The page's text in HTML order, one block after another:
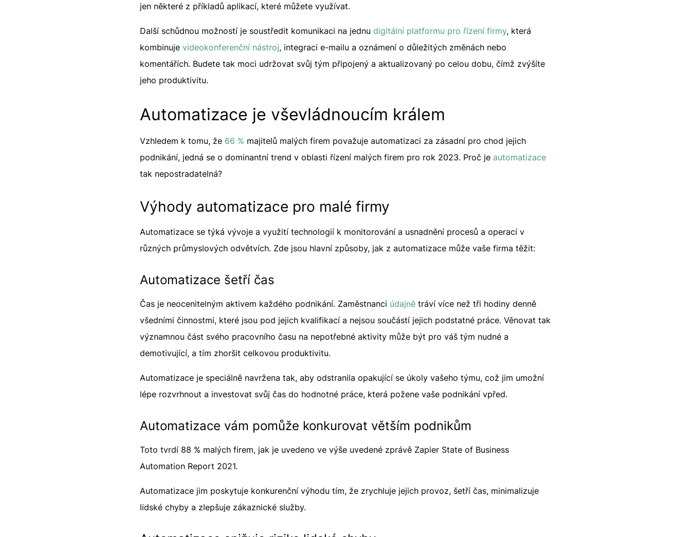
jen některé z příkladů aplikací, které můžete využívat.
Další schůdnou možností je soustředit komunikaci na jednu digitální platformu pro řízení firmy, která
kombinuje videokonferenční nástroj, integraci e-mailu a oznámení o důležitých změnách nebo
komentářích. Budete tak moci udržovat svůj tým připojený a aktualizovaný po celou dobu, čímž zvýšíte
jeho produktivitu.
Automatizace je vševládnoucím králem
Vzhledem k tomu, že 66 % majitelů malých firem považuje automatizaci za zásadní pro chod jejich
podnikání, jedná se o dominantní trend v oblasti řízení malých firem pro rok 2023. Proč je automatizace
tak nepostradatelná?
Výhody automatizace pro malé firmy
Automatizace se týká vývoje a využití technologií k monitorování a usnadnění procesů a operací v
různých průmyslových odvětvích. Zde jsou hlavní způsoby, jak z automatizace může vaše firma těžit:
Automatizace šetří čas
Čas je neocenitelným aktivem každého podnikání. Zaměstnanci údajně tráví více než tři hodiny denně
všedními činnostmi, které jsou pod jejich kvalifikací a nejsou součástí jejich podstatné práce. Věnovat tak
významnou část svého pracovního času na nepotřebné aktivity může být pro váš tým nudné a
demotivující, a tím zhoršit celkovou produktivitu.
Automatizace je speciálně navržena tak, aby odstranila opakující se úkoly vašeho týmu, což jim umožní
lépe rozvrhnout a investovat svůj čas do hodnotné práce, která požene vaše podnikání vpřed.
Automatizace vám pomůže konkurovat větším podnikům
Toto tvrdí 88 % malých firem, jak je uvedeno ve výše uvedené zprávě Zapier State of Business
Automation Report 2021.
Automatizace jim poskytuje konkurenční výhodu tím, že zrychluje jejich provoz, šetří čas, minimalizuje
lidské chyby a zlepšuje zákaznické služby.